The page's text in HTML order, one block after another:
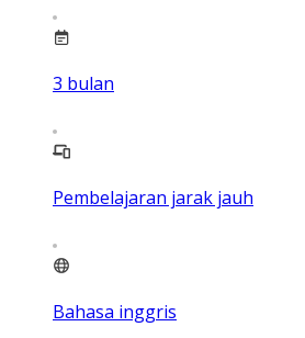
3 bulan
Pembelajaran jarak jauh
Bahasa inggris